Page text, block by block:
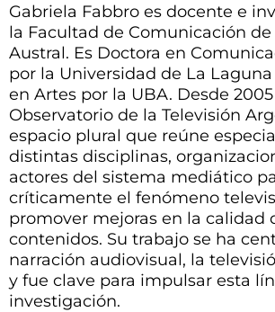
Gabriela Fabbro es docente e
la Facultad de Comunicación
Austral. Es Doctora en
por la Universidad de La
en Artes por la UBA. Desde
Observatorio de la Televisión
espacio plural que reúne
distintas disciplinas,
actores del sistema mediático
críticamente el fenómeno
promover mejoras en la calidad
contenidos. Su trabajo se ha
narración audiovisual, la
y fue clave para impulsar esta
investigación.